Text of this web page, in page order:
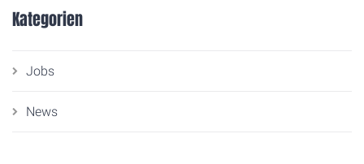
Kategorien
Jobs
News